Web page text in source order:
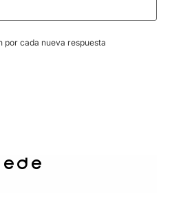
por cada nueva respuesta